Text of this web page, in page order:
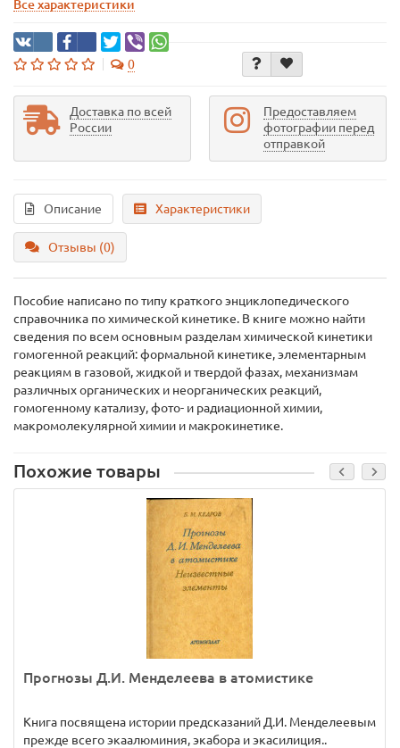
Все характеристики
0
Доставка по всей
России
Предоставляем
фотографии перед
отправкой
Описание Характеристики
Отзывы (0)
Пособие написано по типу краткого энциклопедического
справочника по химической кинетике. В книге можно найти
сведения по всем основным разделам химической кинетики
гомогенной реакций: формальной кинетике, элементарным
реакциям в газовой, жидкой и твердой фазах, механизмам
различных органических и неорганических реакций,
гомогенному катализу, фото- и радиационной химии,
макромолекулярной химии и макрокинетике.
Похожие товары
Прогнозы Д.И. Менделеева в атомистике
Книга посвящена истории предсказаний Д.И. Менделеевым
прежде всего экаалюминия, экабора и экасилиция..